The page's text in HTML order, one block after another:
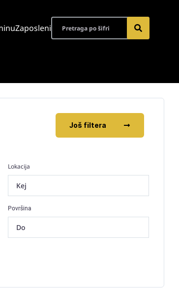
Zaposleni
Još filtera
Lokacija
Kej
Površina